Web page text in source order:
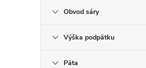
Obvod sáry
Výška podpätku
Päta